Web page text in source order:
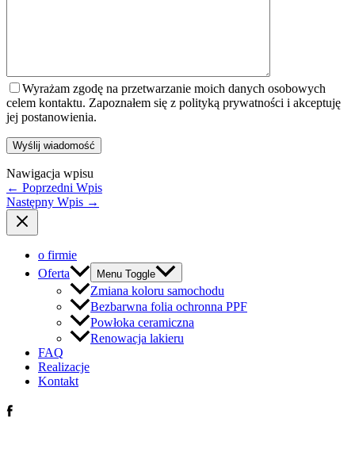
Wyrażam zgodę na przetwarzanie moich danych osobowych
celem kontaktu. Zapoznałem się z polityką prywatności i akceptuję
jej postanowienia.
Nawigacja wpisu
← Poprzedni Wpis
Następny Wpis →
o firmie
Oferta
Menu Toggle
Zmiana koloru samochodu
Bezbarwna folia ochronna PPF
Powłoka ceramiczna
Renowacja lakieru
FAQ
Realizacje
Kontakt